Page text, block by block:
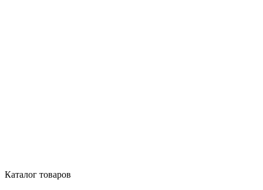
Каталог товаров